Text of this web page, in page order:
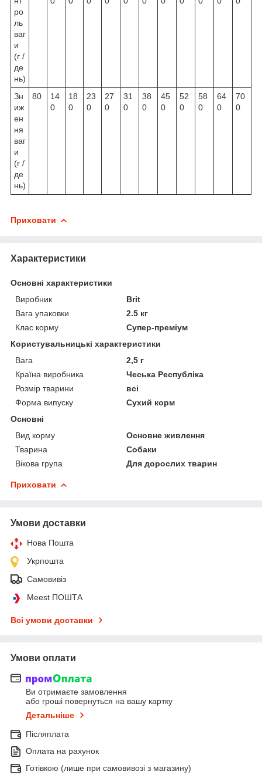
ро
ль
ваг
и
(г /
де
нь)
Зн
иж
ен
ня
ваг
и
(г /
де
нь)
80
14
0
18
0
23
0
27
0
31
0
38
0
45
0
52
0
58
0
64
0
70
0
Приховати
Характеристики
Основні характеристики
Виробник
Brit
Вага упаковки
2.5 кг
Клас корму
Супер-преміум
Користувальницькі характеристики
Вага
2,5 г
Країна виробника
Чеська Республіка
Розмір тварини
всі
Форма випуску
Сухий корм
Основні
Вид корму
Основне живлення
Тварина
Собаки
Вікова група
Для дорослих тварин
Приховати
Умови доставки
Нова Пошта
Укрпошта
Самовивіз
Meest ПОШТА
Всі умови доставки
Умови оплати
Ви отримаєте замовлення
або гроші повернуться на вашу картку
Детальніше
Післяплата
Оплата на рахунок
Готівкою (лише при самовивозі з магазину)